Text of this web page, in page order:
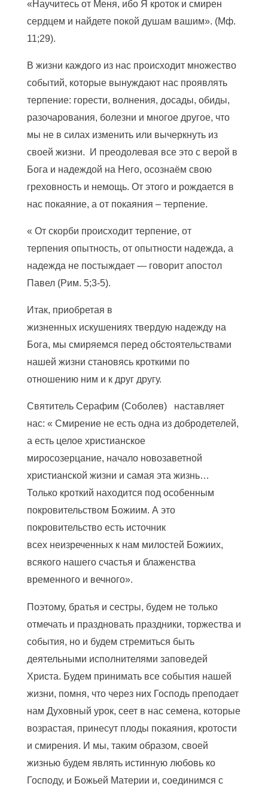
«Научитесь от Меня, ибо Я кроток и смирен
сердцем и найдете покой душам вашим». (Мф.
11;29).
В жизни каждого из нас происходит множество
событий, которые вынуждают нас проявлять
терпение: горести, волнения, досады, обиды,
разочарования, болезни и многое другое, что
мы не в силах изменить или вычеркнуть из
своей жизни. И преодолевая все это с верой в
Бога и надеждой на Него, осознаём свою
греховность и немощь. От этого и рождается в
нас покаяние, а от покаяния – терпение.
« От скорби происходит терпение, от
терпения опытность, от опытности надежда, а
надежда не постыждает — говорит апостол
Павел (Рим. 5;3-5).
Итак, приобретая в
жизненных искушениях твердую надежду на
Бога, мы смиряемся перед обстоятельствами
нашей жизни становясь кроткими по
отношению ним и к друг другу.
Святитель Серафим (Соболев) наставляет
нас: « Смирение не есть одна из добродетелей,
а есть целое христианское
миросозерцание, начало новозаветной
христианской жизни и самая эта жизнь…
Только кроткий находится под особенным
покровительством Божиим. А это
покровительство есть источник
всех неизреченных к нам милостей Божиих,
всякого нашего счастья и блаженства
временного и вечного».
Поэтому, братья и сестры, будем не только
отмечать и праздновать праздники, торжества и
события, но и будем стремиться быть
деятельными исполнителями заповедей
Христа. Будем принимать все события нашей
жизни, помня, что через них Господь преподает
нам Духовный урок, сеет в нас семена, которые
возрастая, принесут плоды покаяния, кротости
и смирения. И мы, таким образом, своей
жизнью будем являть истинную любовь ко
Господу, и Божьей Материи и, соединимся с